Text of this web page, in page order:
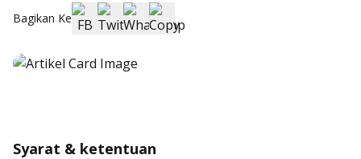
Bagikan Ke
Syarat & ketentuan